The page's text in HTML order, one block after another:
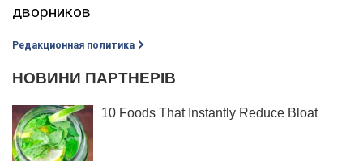
дворников
Редакционная политика